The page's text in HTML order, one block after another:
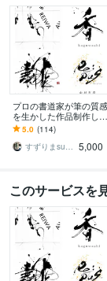
プロの書道家が筆の質感
を生かした作品制作しま
す 抽象的な筆文字から多
様な書体に対応します。
墨絵ご希望の方も。
5.0 (114)
すずりまsuzurima 5,000
このサービスを